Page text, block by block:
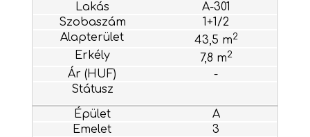
A-301
1+1/2
43,5 m2
7,8 m2
-
A
3